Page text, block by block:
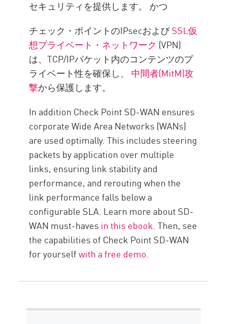
セキュリティを提供します。 かつ
チェック・ポイントのIPsecおよびSSL仮
想プライベート・ネットワーク (VPN)
は、TCP/IPパケット内のコンテンツのプ
ライベート性を確保し、 中間者(MitM)攻
撃から保護します。
In addition Check Point SD-WAN ensures
corporate Wide Area Networks (WANs)
are used optimally. This includes steering
packets by application over multiple
links, ensuring link stability and
performance, and rerouting when the
link performance falls below a
configurable SLA. Learn more about SD-
WAN must-haves in this ebook. Then, see
the capabilities of Check Point SD-WAN
for yourselfwith a free demo.